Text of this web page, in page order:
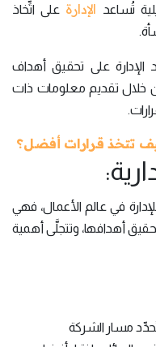
تُساعد الإدارة على اتِّخاذ
الإدارة على تحقيق أهداف
خلال تقديم معلومات ذات
تتخذ قرارات أفضل؟
في عالم الأعمال، فهي
أهدافها، وتتجلَّى أهمية
مسار الشركة